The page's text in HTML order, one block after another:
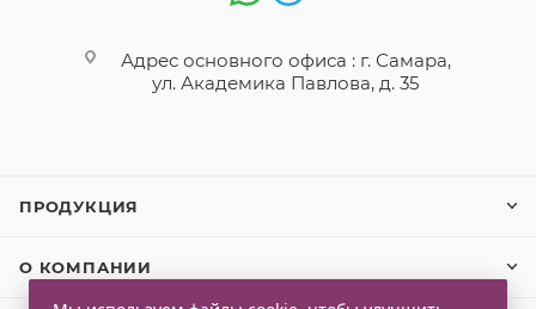
Адрес основного офиса : г. Самара,
ул. Академика Павлова, д. 35
ПРОДУКЦИЯ
О КОМПАНИИ